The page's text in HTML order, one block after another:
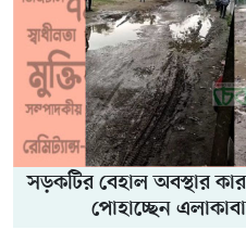
সড়কটির বেহাল অবস্থার
পোহাচ্ছেন